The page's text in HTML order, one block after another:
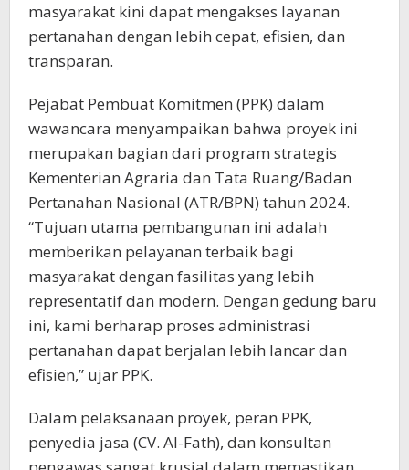
masyarakat kini dapat mengakses layanan
pertanahan dengan lebih cepat, efisien, dan
transparan.
Pejabat Pembuat Komitmen (PPK) dalam
wawancara menyampaikan bahwa proyek ini
merupakan bagian dari program strategis
Kementerian Agraria dan Tata Ruang/Badan
Pertanahan Nasional (ATR/BPN) tahun 2024.
“Tujuan utama pembangunan ini adalah
memberikan pelayanan terbaik bagi
masyarakat dengan fasilitas yang lebih
representatif dan modern. Dengan gedung baru
ini, kami berharap proses administrasi
pertanahan dapat berjalan lebih lancar dan
efisien,” ujar PPK.
Dalam pelaksanaan proyek, peran PPK,
penyedia jasa (CV. Al-Fath), dan konsultan